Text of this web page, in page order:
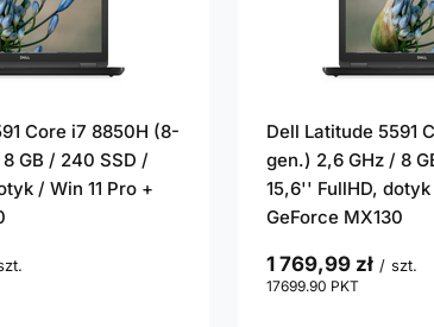
Core i7 8850H (8-
GB / 240 SSD /
/ Win 11 Pro +
Dell Latitude 5591
gen.) 2,6 GHz / 8
15,6'' FullHD, dotyk
GeForce MX130
1 769,99 zł / szt.
17699.90 PKT